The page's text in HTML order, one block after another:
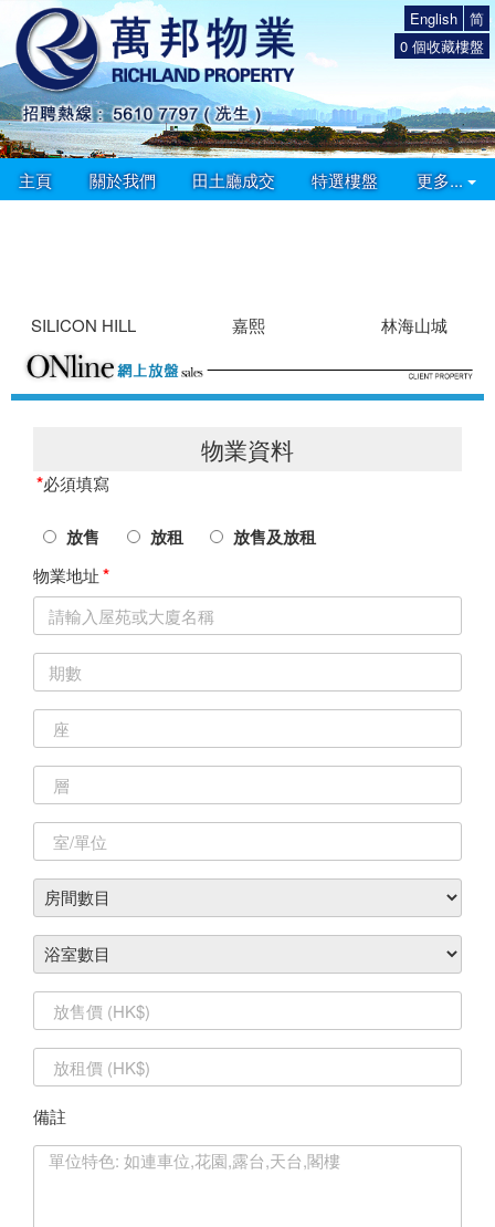
简
English
0 個收藏樓盤
主頁 關於我們 田土廳成交 特選樓盤 更多...
SILICON HILL 嘉熙 林海山城
物業資料
*必須填寫
放售 放租 放售及放租
物業地址*
備註